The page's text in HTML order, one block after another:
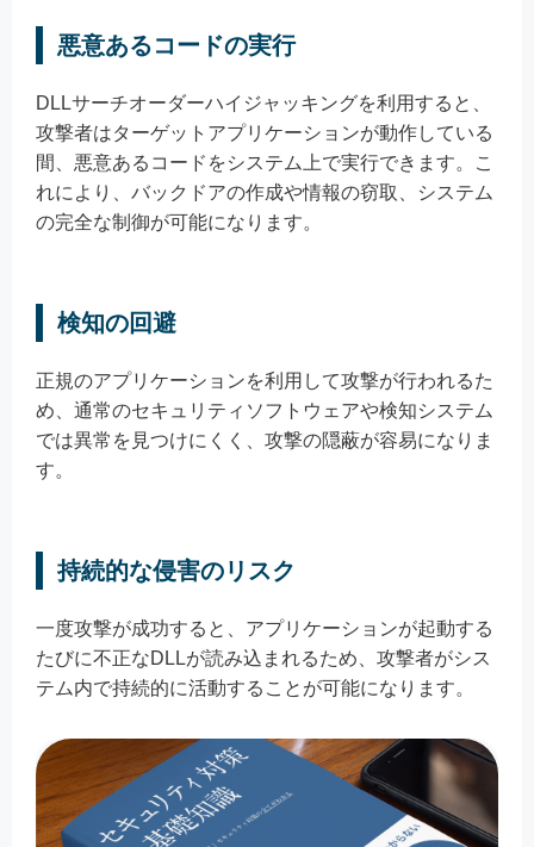
悪意あるコードの実行
DLLサーチオーダーハイジャッキングを利用すると、
攻撃者はターゲットアプリケーションが動作している
間、悪意あるコードをシステム上で実行できます。こ
れにより、バックドアの作成や情報の窃取、システム
の完全な制御が可能になります。
検知の回避
正規のアプリケーションを利用して攻撃が行われるた
め、通常のセキュリティソフトウェアや検知システム
では異常を見つけにくく、攻撃の隠蔽が容易になりま
す。
持続的な侵害のリスク
一度攻撃が成功すると、アプリケーションが起動する
たびに不正なDLLが読み込まれるため、攻撃者がシス
テム内で持続的に活動することが可能になります。